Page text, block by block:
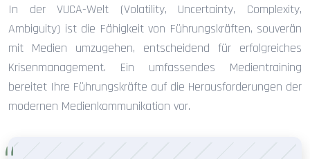
In der VUCA-Welt (Volatility, Uncertainty, Complexity,
Ambiguity) ist die Fähigkeit von Führungskräften, souverän
mit Medien umzugehen, entscheidend für erfolgreiches
Krisenmanagement. Ein umfassendes Medientraining
bereitet Ihre Führungskräfte auf die Herausforderungen der
modernen Medienkommunikation vor.